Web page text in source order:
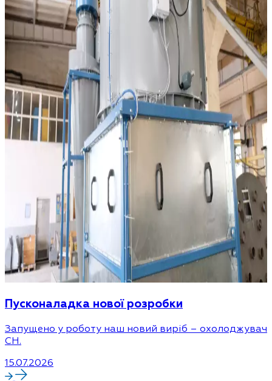
Пусконаладка нової розробки
Запущено у роботу наш новий виріб – охолоджувач
CH.
15.07.2026